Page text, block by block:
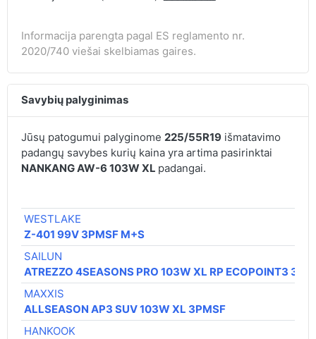
Informacija parengta pagal ES reglamento nr.
2020/740 viešai skelbiamas gaires.
Savybių palyginimas
Jūsų patogumui palyginome 225/55R19išmatavimo
padangų savybes kurių kaina yra artima pasirinktai
NANKANG AW-6 103W XL padangai.
WESTLAKE
Z-401 99V 3PMSF M+S
SAILUN
ATREZZO 4SEASONS PRO 103W XL RP ECOPOINT3
MAXXIS
ALLSEASON AP3 SUV 103W XL 3PMSF
HANKOOK